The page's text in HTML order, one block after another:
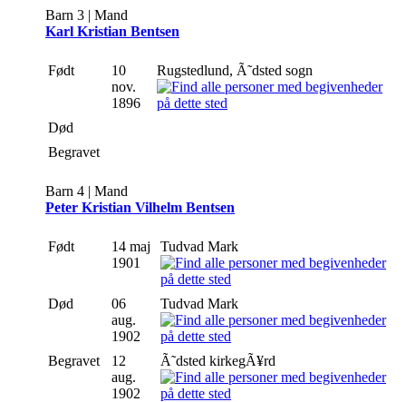
Barn 3 | Mand
Karl Kristian Bentsen
Født
10
nov.
1896
Rugstedlund, Ã˜dsted sogn
Død
Begravet
Barn 4 | Mand
Peter Kristian Vilhelm Bentsen
Født
14 maj
1901
Tudvad Mark
Død
06
aug.
1902
Tudvad Mark
Begravet
12
aug.
1902
Ã˜dsted kirkegÃ¥rd